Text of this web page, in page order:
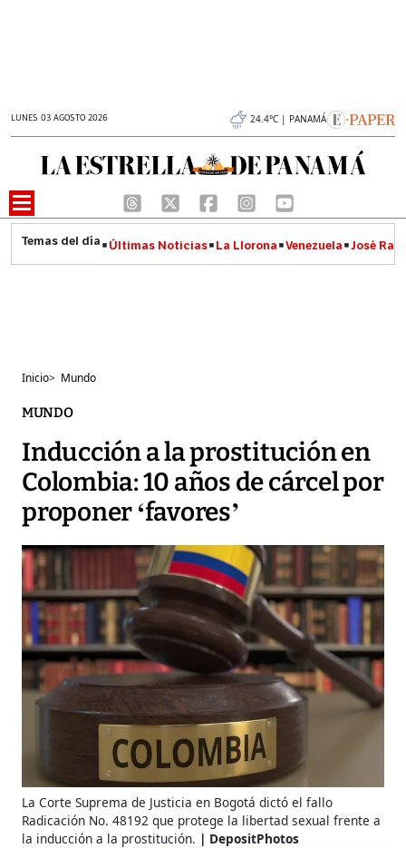
LUNES 03 AGOSTO 2026 24.4°C | PANAMÁ
Últimas Noticias La Llorona Venezuela José
Inicio> Mundo
MUNDO
Inducción a la prostitución en
Colombia: 10 años de cárcel por
proponer ‘favores’
La Corte Suprema de Justicia en Bogotá dictó el fallo
Radicación No. 48192 que protege la libertad sexual frente a
la inducción a la prostitución.
DepositPhotos